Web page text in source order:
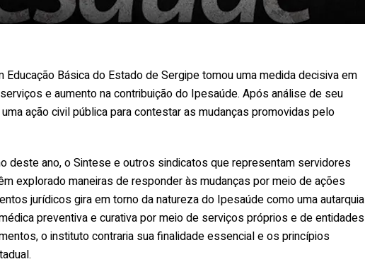
Educação Básica do Estado de Sergipe tomou uma medida decisiva em
e aumento na contribuição do Ipesaúde. Após análise de seu
ação civil pública para contestar as mudanças promovidas pelo
deste ano, o Sintese e outros sindicatos que representam servidores
explorado maneiras de responder às mudanças por meio de ações
jurídicos gira em torno da natureza do Ipesaúde como uma autarquia
preventiva e curativa por meio de serviços próprios e de entidades
o instituto contraria sua finalidade essencial e os princípios